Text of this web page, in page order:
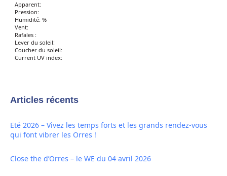
Apparent:
Pression:
Humidité: %
Vent:
Rafales :
Lever du soleil:
Coucher du soleil:
Current UV index:
Articles récents
Eté 2026 – Vivez les temps forts et les grands rendez-vous
qui font vibrer les Orres !
Close the d’Orres – le WE du 04 avril 2026